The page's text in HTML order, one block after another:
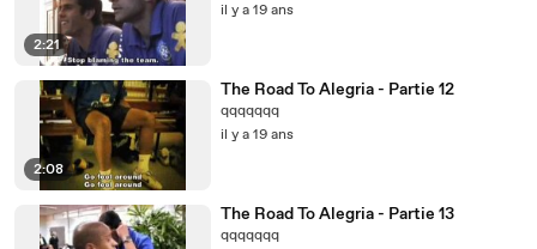
2:21
il y a 19 ans
2:08
The Road To Alegria - Partie 12
qqqqqqq
il y a 19 ans
The Road To Alegria - Partie 13
qqqqqqq